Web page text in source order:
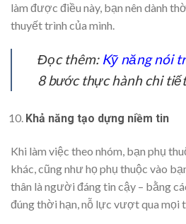
làm được điều này, bạn nên dành
thuyết trình của mình.
Đọc thêm: Kỹ năng nói
8 bước thực hành chi tiết
Khả năng tạo dựng niềm tin
Khi làm việc theo nhóm, bạn phụ
khác, cũng như họ phụ thuộc vào
thân là người đáng tin cậy – bằng
đúng thời hạn, nỗ lực vượt qua mọi